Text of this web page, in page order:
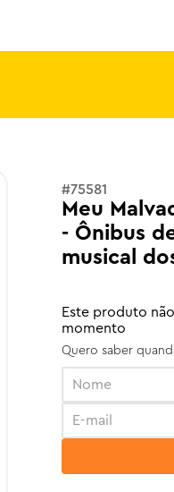
#75581
Meu
- Ônibus
musical
Este produto
momento
Quero saber
pokemon
ferrari